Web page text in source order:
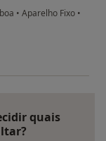
• Aparelho Fixo •
quais